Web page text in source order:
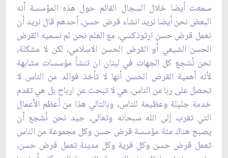
سمعت أيضا خلال السجال القائم حول هذه المؤسسة أنه
البعض نحن أيضا نريد انشاء قرض ‏حسن، أحدهم قال نريد أن
نعمل قرض حسن ارثوذكسي، مع العلم نحن لم نسميه القرض
الحسن ‏الشيعي أو القرض الحسن الاسلامي، لكن لا مشكلة،
نحن نُشجع كل الجهات في لبنان ان تنشأ ‏مؤسسات مشابهة
لأنه أهمية القرض الحسن أنها لا تأخذ فوائد من الناس لا
تحصل على ربا من ‏الناس، هي لا تبحث عن ارباح بل هي تقدم
خدمة جليلة وعظيمة للناس، وبالتالي هذا من أعظم الأعمال
‏التي تقرب إلى الله سبحانه وتعالى، جيد نحن نُشجع أن
يصبح هناك مئة مؤسسة قرض حسن وكل ‏مجموعة من الناس
تعمل قرض حسن وكل قرية وكل مدينة تعمل قرض حسن،